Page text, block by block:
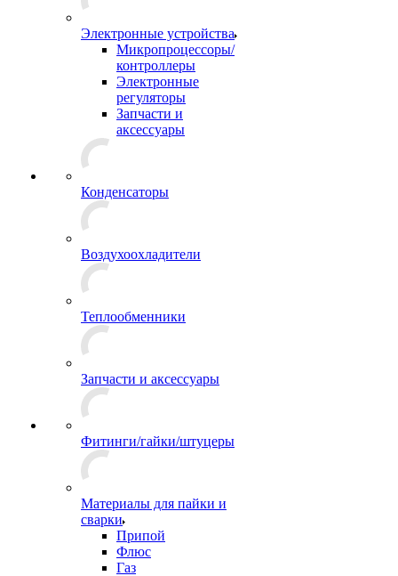
Электронные устройства
Микропроцессоры/
контроллеры
Электронные
регуляторы
Запчасти и
аксессуары
Конденсаторы
Воздухоохладители
Теплообменники
Запчасти и аксессуары
Фитинги/гайки/штуцеры
Материалы для пайки и
сварки
Припой
Флюс
Газ